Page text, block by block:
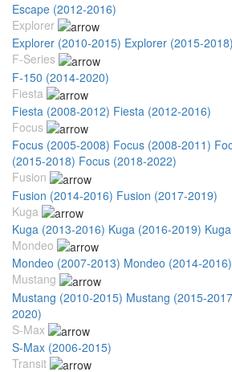
Escape (2012-2016)
Explorer
Explorer (2010-2015) Explorer (2015-2018)
F-Series
F-150 (2014-2020)
Fiesta
Fiesta (2008-2012) Fiesta (2012-2016)
Focus
Focus (2005-2008) Focus (2008-2011)
(2015-2018) Focus (2018-2022)
Fusion
Fusion (2014-2016) Fusion (2017-2019)
Kuga
Kuga (2013-2016) Kuga (2016-2019)
Mondeo
Mondeo (2007-2013) Mondeo (2014-2016)
Mustang
Mustang (2010-2015) Mustang (2015-
2020)
S-Max
S-Max (2006-2015)
Transit